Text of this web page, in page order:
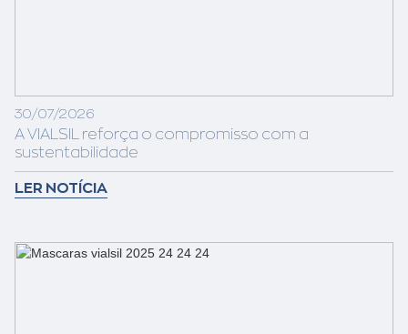
30/07/2026
A VIALSIL reforça o compromisso com a
sustentabilidade
LER NOTÍCIA